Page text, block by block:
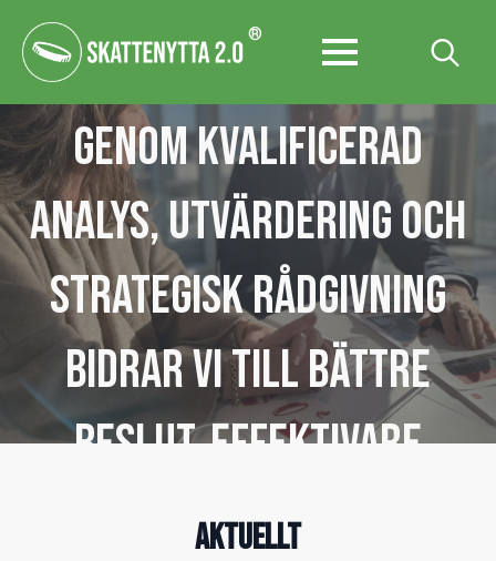
®
for:
Genom Kvalificerad
analys, utvärdering och
strategisk rådgivning
bidrar vi till bättre
beslut, effektivare
verksamheter och ökat
AKTUELLT